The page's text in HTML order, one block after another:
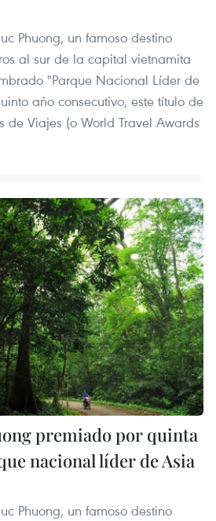
Phuong, un famoso destino
al sur de la capital vietnamita
"Parque Nacional Líder de
año consecutivo, este título de
de Viajes (o World Travel Awards
premiado por quinta
nacional líder de Asia
Phuong, un famoso destino